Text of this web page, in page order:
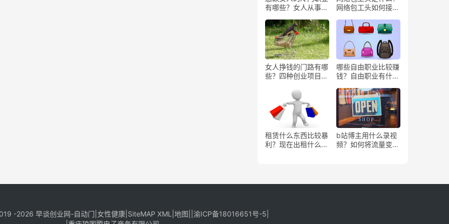
有哪些？女人从事哪
网络包工头如何接业
女人挣钱的门路有哪
些？四种创业项目推
哪些自由职业比较赚
钱？自由职业有什么
租赁什么东西比较暴
利？现在出租什么更
b站博主用什么录视
频？如何将流量变
-2026 早谈创业网-自动门 女性健康| SiteMAP XML 地图 渝ICP备18016651号-5